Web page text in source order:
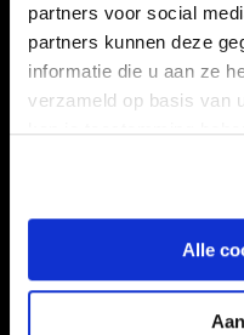
partners voor social
partners kunnen deze
informatie die u aan ze
verzameld op basis van
kan je toestemming
Alle
Volg ons ook via
CLUB
STADION